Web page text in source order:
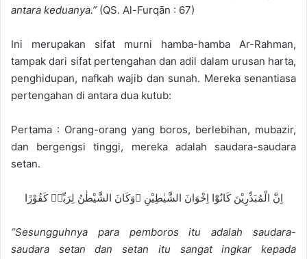
antara keduanya.” (QS. Al-Furqān : 67)
Ini merupakan sifat murni hamba-hamba Ar-Rahman,
tampak dari sifat pertengahan dan adil dalam urusan harta,
penghidupan, nafkah wajib dan sunah. Mereka senantiasa
pertengahan di antara dua kutub:
Pertama : Orang-orang yang boros, berlebihan, mubazir,
dan bergengsi tinggi, mereka adalah saudara-saudara
setan.
اِنَّ الْمُبَذِّرِيْنَ كَانُوْٓا اِخْوَانَ الشَّيٰطِيْنِ ۗوَكَانَ الشَّيْطٰنُ لِرَبِّهٖ كَفُوْرًا
“Sesungguhnya para pemboros itu adalah saudara-
saudara setan dan setan itu sangat ingkar kepada